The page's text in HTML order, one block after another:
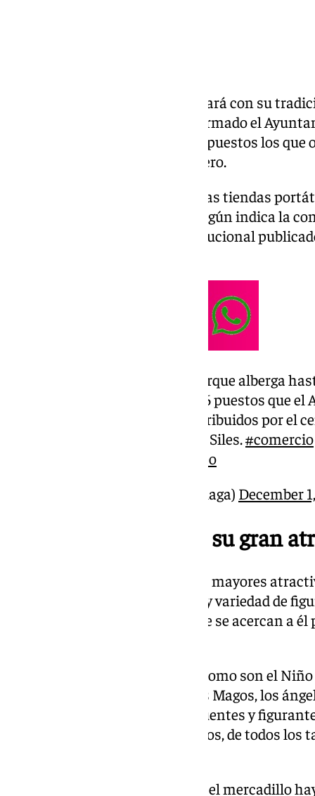
más, Málaga contará con su
Paseo del Parque. Según ha informado el
X, este año serán un total de 96 puestos los
harán hasta el próximo 7 de enero.
No serán, sin embargo, los únicas tiendas
más repartidas por la ciudad, según indica la
de Siles, a través del vídeo institucional
Bienos días. El Paseo del Parque alberga
Navideño. Además de los 96 puestos que
este enclave, hay otros distribuidos por el
de Comercio, Elisa Pérez de Siles.#comercio
pic.twitter.com/xzuyB3imeo
— Ciudad de Málaga (@malaga) December
Las figuras del Belén, su gran
A lo largo de los años, uno de los mayores
del Paseo ha sido la gran oferta y variedad de
muchas las familias y niños que se acercan a
Desde las imágenes centrales, como son el
José, pasando por los tres Reyes Magos, los
elementos típicos como ríos, puentes y
campesinos. Todos los elementos, de todos
Además de estas estatuillas, en el mercadillo